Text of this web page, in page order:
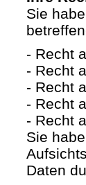
Sie
- Recht
- Recht
- Recht
- Recht
- Recht
Sie
Daten